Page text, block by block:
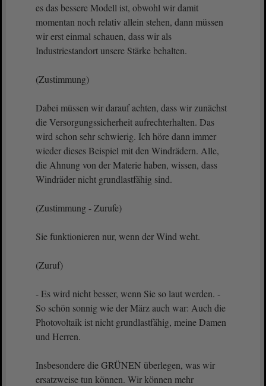
es das bessere Modell ist, obwohl wir damit
momentan noch relativ allein stehen, dann müssen
wir erst einmal schauen, dass wir als
Industriestandort unsere Stärke behalten.
(Zustimmung)
Dabei müssen wir darauf achten, dass wir zunächst
die Versorgungssicherheit aufrechterhalten. Das
wird schon sehr schwierig. Ich höre dann immer
wieder dieses Beispiel mit den Windrädern. Alle,
die Ahnung von der Materie haben, wissen, dass
Windräder nicht grundlastfähig sind.
(Zustimmung - Zurufe)
Sie funktionieren nur, wenn der Wind weht.
(Zuruf)
- Es wird nicht besser, wenn Sie so laut werden. -
So schön sonnig wie der März auch war: Auch die
Photovoltaik ist nicht grundlastfähig, meine Damen
und Herren.
Insbesondere die GRÜNEN überlegen, was wir
ersatzweise tun können. Wir können mehr